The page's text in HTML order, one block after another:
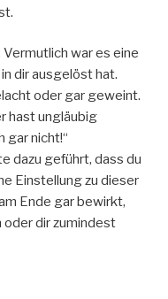
war es eine
dir ausgelöst hat.
oder gar geweint.
hast ungläubig
gar nicht!“
dazu geführt, dass du
Einstellung zu dieser
Ende gar bewirkt,
dir zumindest